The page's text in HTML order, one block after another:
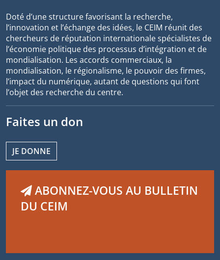
Doté d’une structure favorisant la recherche,
l’innovation et l’échange des idées, le CEIM réunit des
chercheurs de réputation internationale spécialistes de
l’économie politique des processus d’intégration et de
mondialisation. Les accords commerciaux, la
mondialisation, le régionalisme, le pouvoir des firmes,
l’impact du numérique, autant de questions qui font
l’objet des recherche du centre.
Faites un don
JE DONNE
ABONNEZ-VOUS AU BULLETIN
DU CEIM